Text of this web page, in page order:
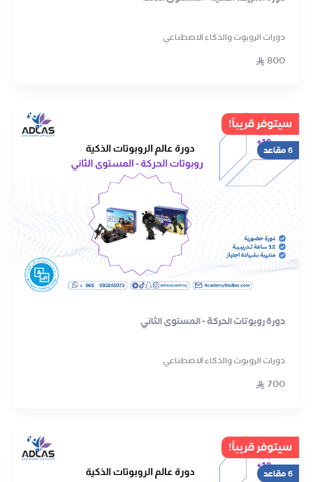
دورات الروبوت والذكاء الاصطناعي
800
سيتوفر قريباً!
6 مقاعد
دورة روبوتات الحركة - المستوى الثاني
دورات الروبوت والذكاء الاصطناعي
700
سيتوفر قريباً!
6 مقاعد